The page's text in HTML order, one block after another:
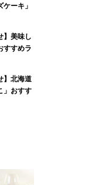
ーキ」
】美味し
すすめラ
】北海道
」おすす